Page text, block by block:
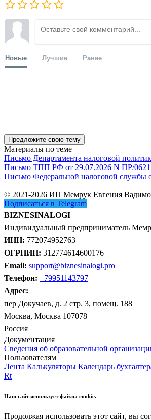
Новые Лучшие Ранее
Предложите свою тему
Материалы по теме
Письмо Департамента налоговой
Письмо ТПП РФ от 29.07.2026 N ПР/0621
Письмо Федеральной налоговой
© 2021-2026 ИП Мемрук Евгения
Подписаться в Telegram
BIZNESINALOGI
Индивидуальный предприниматель
ИНН: 772074952763
ОГРНИП: 312774614600176
Email: support@biznesinalogi.pro
Телефон: +79951143797
Адрес:
пер Докучаев, д. 2 стр. 3, помещ. 188
Москва, Москва 107078
Россия
Документация
Сведения об образовательной
Пользователям
Лента Калькуляторы Календарь
Rt
Наш сайт использует файлы cookie.
Продолжая использовать этот сайт, вы